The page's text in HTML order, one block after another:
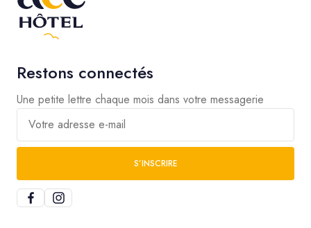
Restons connectés
Une petite lettre chaque mois dans votre messagerie
Votre adresse e-mail
S’INSCRIRE